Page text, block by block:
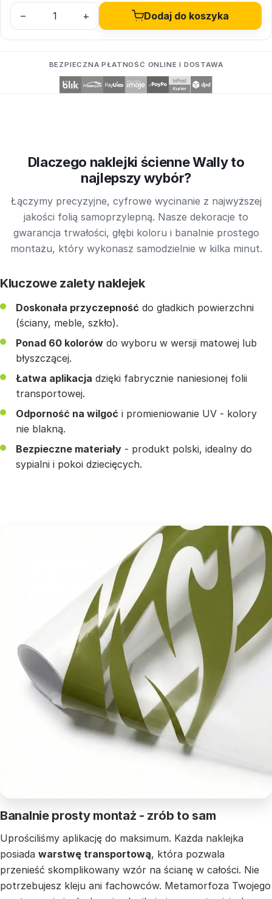
– + Dodaj do koszyka
BEZPIECZNA PŁATNOŚĆ ONLINE I DOSTAWA
Dlaczego naklejki ścienne Wally to
najlepszy wybór?
Łączymy precyzyjne, cyfrowe wycinanie z najwyższej
jakości folią samoprzylepną. Nasze dekoracje to
gwarancja trwałości, głębi koloru i banalnie prostego
montażu, który wykonasz samodzielnie w kilka minut.
Kluczowe zalety naklejek
Doskonała przyczepność do gładkich powierzchni
(ściany, meble, szkło).
Ponad 60 kolorów do wyboru w wersji matowej lub
błyszczącej.
Łatwa aplikacja dzięki fabrycznie naniesionej folii
transportowej.
Odporność na wilgoć i promieniowanie UV - kolory
nie blakną.
Bezpieczne materiały - produkt polski, idealny do
sypialni i pokoi dziecięcych.
Banalnie prosty montaż - zrób to sam
Uprościliśmy aplikację do maksimum. Każda naklejka
posiada warstwę transportową, która pozwala
przenieść skomplikowany wzór na ścianę w całości. Nie
potrzebujesz kleju ani fachowców. Metamorfoza Twojego